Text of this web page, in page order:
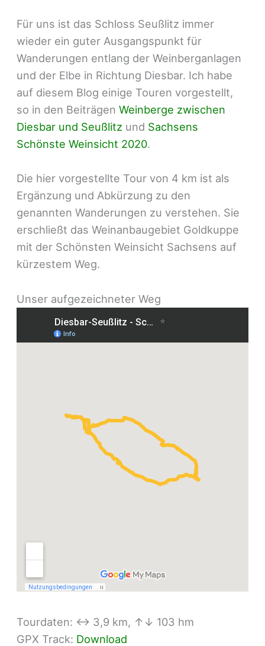
Für uns ist das Schloss Seußlitz immer
wieder ein guter Ausgangspunkt für
Wanderungen entlang der Weinberganlagen
und der Elbe in Richtung Diesbar. Ich habe
auf diesem Blog einige Touren vorgestellt,
so in den BeiträgenWeinberge zwischen
Diesbar und Seußlitz und Sachsens
Schönste Weinsicht 2020.
Die hier vorgestellte Tour von 4 km ist als
Ergänzung und Abkürzung zu den
genannten Wanderungen zu verstehen. Sie
erschließt das Weinanbaugebiet Goldkuppe
mit der Schönsten Weinsicht Sachsens auf
kürzestem Weg.
Unser aufgezeichneter Weg
Tourdaten: ↔ 3,9 km, ↑↓ 103 hm
GPX Track: Download